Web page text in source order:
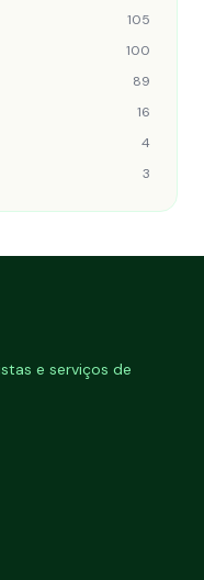
105
100
89
16
4
3
e serviços de